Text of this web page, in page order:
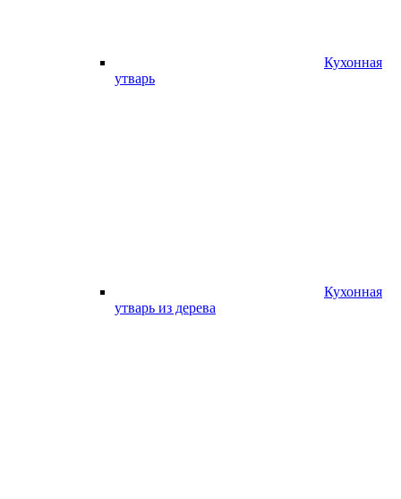
Кухонная
утварь
Кухонная
утварь из дерева